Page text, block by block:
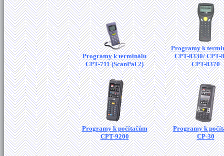
Programy k terminálu
CPT-711 (ScanPal 2)
Programy k
CPT-8330/ CPT-
CPT-8370
Programy k počítačům
CPT-9200
Programy k
CP-30